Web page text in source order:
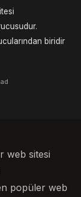
biridir
web sitesi
popüler web